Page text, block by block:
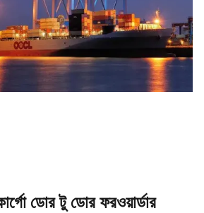
ডোর টু ডোর ফরওয়ার্ডার